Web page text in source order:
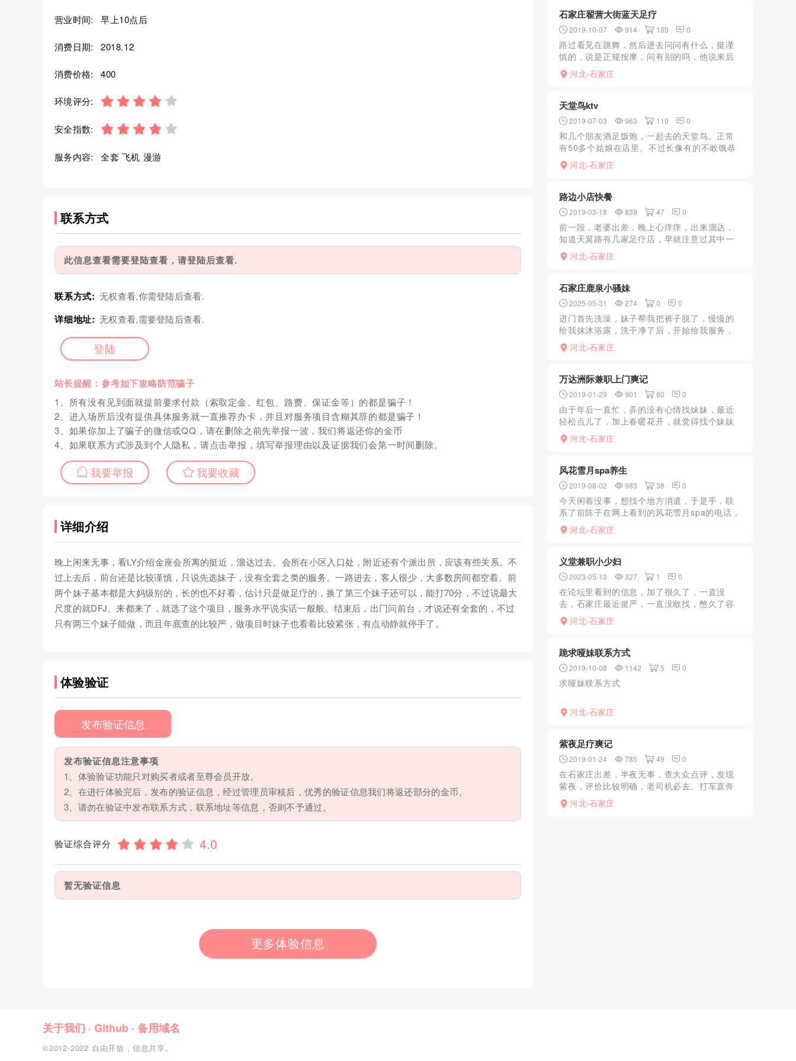
营业时间: 早上10点后
消费日期: 2018.12
消费价格: 400
环境评分:
安全指数:
服务内容: 全套 飞机 漫游
联系方式
此信息查看需要登陆查看，请登陆后查看.
联系方式: 无权查看,你需登陆后查看.
详细地址: 无权查看,需要登陆后查看.
登陆
站长提醒：参考如下攻略防范骗子
1、所有没有见到面就提前要求付款（索取定金、红包、路费、保证金等）的都是骗子！
2、进入场所后没有提供具体服务就一直推荐办卡，并且对服务项目含糊其辞的都是骗子！
3、如果你加上了骗子的微信或QQ，请在删除之前先举报一波，我们将返还你的金币
4、如果联系方式涉及到个人隐私，请点击举报，填写举报理由以及证据我们会第一时间删除。
我要举报 我要收藏
详细介绍
晚上闲来无事，看LY介绍金座会所离的挺近，溜达过去。会所在小区入口处，附近还有个派出所，应该有些关系。不
过上去后，前台还是比较谨慎，只说先选妹子，没有全套之类的服务。一路进去，客人很少，大多数房间都空着。前
两个妹子基本都是大妈级别的，长的也不好看，估计只是做足疗的，换了第三个妹子还可以，能打70分，不过说最大
尺度的就DFJ。来都来了，就选了这个项目，服务水平说实话一般般。结束后，出门问前台，才说还有全套的，不过
只有两三个妹子能做，而且年底查的比较严，做项目时妹子也看着比较紧张，有点动静就停手了。
体验验证
发布验证信息
发布验证信息注意事项
1、体验验证功能只对购买者或者至尊会员开放。
2、在进行体验完后，发布的验证信息，经过管理员审核后，优秀的验证信息我们将返还部分的金币。
3、请勿在验证中发布联系方式，联系地址等信息，否则不予通过。
验证综合评分
暂无验证信息
更多体验信息
石家庄翟营大街蓝天足疗
2019-10-07 914 189 0
路过看见在跳舞，然后进去问问有什么，挺谨
慎的，说是正规按摩，问有别的吗，他说来后
面吧，开始介绍，带口，挺便宜了，纯粹泄
火，完事走人，服务还行。
河北-石家庄
天堂鸟ktv
2019-07-03 963 110 0
和几个朋友酒足饭饱，一起去的天堂鸟。正常
有50多个姑娘在店里。不过长像有的不敢饿恭
维，年纪也大。所以要去的早，免得好看的年
轻的先上班了。我去之前就联系了小五，告诉
河北-石家庄
路边小店快餐
2019-03-18 839 47 0
前一段，老婆出差，晚上心痒痒，出来溜达，
知道天翼路有几家足疗店，早就注意过其中一
家，漂亮姑娘坐门口，很有感觉，就进去了，
第一次来，有点紧张，老板很直接，问做什
河北-石家庄
石家庄鹿泉小骚妹
2025-05-31 274 0 0
进门首先洗澡，妹子帮我把裤子脱了，慢慢的
给我抹沐浴露，洗干净了后，开始给我服务，
口的很认真，一边吸一边动，感觉是真的上天
了，给我口了五分钟，没忍住就交子弹，休息
河北-石家庄
万达洲际兼职上门爽记
2019-01-29 901 80 0
由于年后一直忙，弄的没有心情找妹妹，最近
轻松点儿了，加上春暖花开，就觉得找个妹妹
玩儿。以前在论坛的帖子上看来的，就联系了
一个大家评价不错的妹妹，联系好以后就开
河北-石家庄
风花雪月spa养生
2019-08-02 983 38 0
今天闲着没事，想找个地方消遣，于是乎，联
系了前阵子在网上看到的风花雪月spa的电话，
说有妹子，到指定位置后，她过来接。驱车到
了指定地点，按着指定的位置，等候。过了约5
河北-石家庄
义堂兼职小少妇
2023-05-13 327 1 0
在论坛里看到的信息，加了很久了，一直没
去，石家庄最近挺严，一直没敢找，憋久了容
易出问题，跟妹子聊了聊就直接去了，妹子长
相还行吧，家庭小少妇，岁数大概是不到30，
河北-石家庄
跪求哑妹联系方式
2019-10-08 1142 5 0
求哑妹联系方式
河北-石家庄
紫夜足疗爽记
2019-01-24 785 49 0
在石家庄出差，半夜无事，查大众点评，发现
紫夜，评价比较明确，老司机必去。打车直奔
过去，店面不大，大概5-6个房间，设备略显捡
漏。叫技师，年龄大概30+，身材挺好，聊天发
河北-石家庄
关于我们 · Github · 备用域名
©2012-2022 自由开放，信息共享。